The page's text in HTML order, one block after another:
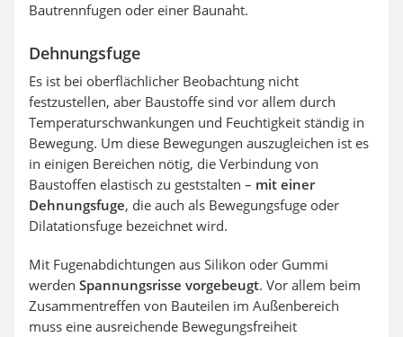
Bautrennfugen oder einer Baunaht.
Dehnungsfuge
Es ist bei oberflächlicher Beobachtung nicht
festzustellen, aber Baustoffe sind vor allem durch
Temperaturschwankungen und Feuchtigkeit ständig in
Bewegung. Um diese Bewegungen auszugleichen ist es
in einigen Bereichen nötig, die Verbindung von
Baustoffen elastisch zu geststalten – mit einer
Dehnungsfuge, die auch als Bewegungsfuge oder
Dilatationsfuge bezeichnet wird.
Mit Fugenabdichtungen aus Silikon oder Gummi
werden Spannungsrisse vorgebeugt. Vor allem beim
Zusammentreffen von Bauteilen im Außenbereich
muss eine ausreichende Bewegungsfreiheit